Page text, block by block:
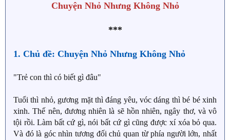
Chuyện Nhỏ Nhưng Không Nhỏ
***
1. Chủ đề: Chuyện Nhỏ Nhưng Không Nhỏ
"Trẻ con thì có biết gì đâu"
Tuổi thì nhỏ, gương mặt thì đáng yêu, vóc dáng thì bé bé xinh
xinh. Thế nên, đương nhiên là sẽ hồn nhiên, ngây thơ, và vô
tội rồi. Làm bất cứ gì, nói bất cứ gì cũng được xí xóa bỏ qua.
Và đó là góc nhìn tương đối chủ quan từ phía người lớn, nhất